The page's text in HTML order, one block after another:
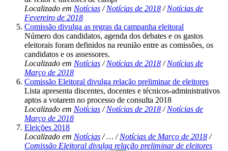
Localizado em Notícias /Notícias de 2018 /Notícias de
Fevereiro de 2018
Comissão divulga as regras da campanha eleitoral
Número dos candidatos, agenda dos debates e os gastos
eleitorais foram definidos na reunião entre as comissões, os
candidatos e os assessores.
Localizado em Notícias /Notícias de 2018 /Notícias de
Março de 2018
Comissão Eleitoral divulga relação preliminar de eleitores
Lista apresenta discentes, docentes e técnicos-administrativos
aptos a votarem no processo de consulta 2018
Localizado em Notícias /Notícias de 2018 /Notícias de
Março de 2018
Eleições 2018
Localizado em Notícias /…/Notícias de Março de 2018 /
Comissão Eleitoral divulga relação preliminar de eleitores